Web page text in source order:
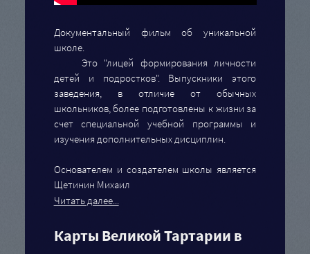
Документальный фильм об уникальной
школе.
Это "лицей формирования личности
детей и подростков". Выпускники этого
заведения, в отличие от обычных
школьников, более подготовлены к жизни за
счет специальной учебной программы и
изучения дополнительных дисциплин.
Основателем и создателем школы является
Щетинин Михаил
Читать далее...
Карты Великой Тартарии в